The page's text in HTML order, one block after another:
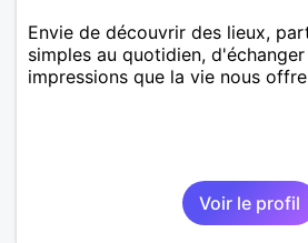
Envie de découvrir des lieux,
simples au quotidien,
impressions que la vie nous
Voir le profil